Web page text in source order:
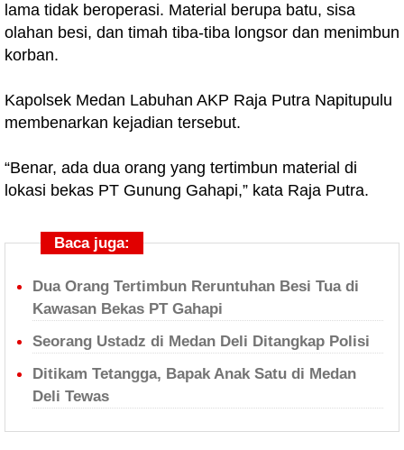
lama tidak beroperasi. Material berupa batu, sisa
olahan besi, dan timah tiba-tiba longsor dan menimbun
korban.
Kapolsek Medan Labuhan AKP Raja Putra Napitupulu
membenarkan kejadian tersebut.
“Benar, ada dua orang yang tertimbun material di
lokasi bekas PT Gunung Gahapi,” kata Raja Putra.
Baca juga:
Dua Orang Tertimbun Reruntuhan Besi Tua di
Kawasan Bekas PT Gahapi
Seorang Ustadz di Medan Deli Ditangkap Polisi
Ditikam Tetangga, Bapak Anak Satu di Medan
Deli Tewas